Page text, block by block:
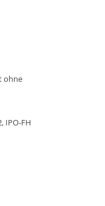
ohne
IPO-FH